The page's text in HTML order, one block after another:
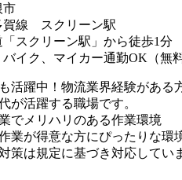
市
賀線 スクリーン駅
「スクリーン駅」から徒歩1分
イク、マイカー通勤OK（無
活躍中！物流業界経験がある
が活躍する職場です。
でメリハリのある作業環境
業が得意な方にぴったりな環
策は規定に基づき対応してい